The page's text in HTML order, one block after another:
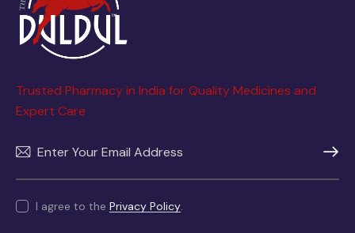
Trusted Pharmacy in India for Quality Medicines and
Expert Care
I agree to the Privacy Policy.